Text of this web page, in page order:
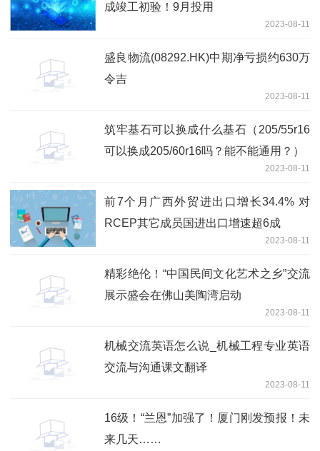
成竣工初验！9月投用
2023-08-11
盛良物流(08292.HK)中期净亏损约630万
令吉
2023-08-11
筑牢基石可以换成什么基石（205/55r16
可以换成205/60r16吗？能不能通用？）
2023-08-11
前7个月广西外贸进出口增长34.4% 对
RCEP其它成员国进出口增速超6成
2023-08-11
精彩绝伦！“中国民间文化艺术之乡”交流
展示盛会在佛山美陶湾启动
2023-08-11
机械交流英语怎么说_机械工程专业英语
交流与沟通课文翻译
2023-08-11
16级！“兰恩”加强了！厦门刚发预报！未
来几天……